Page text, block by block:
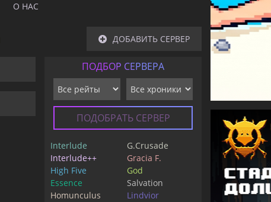
О НАС
ДОБАВИТЬ СЕРВЕР
ПОДБОР СЕРВЕРА
ПОДОБРАТЬ СЕРВЕР
Interlude
Interlude++
High Five
Essence
Homunculus
G.Crusade
Gracia F.
God
Salvation
Lindvior